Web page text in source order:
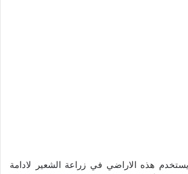
هذه الاراضي في زراعة الشعير لادامة